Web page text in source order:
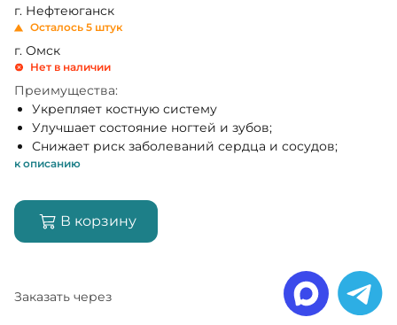
г. Нефтеюганск
Осталось 5 штук
г. Омск
Нет в наличии
Преимущества:
Укрепляет костную систему
Улучшает состояние ногтей и зубов;
Снижает риск заболеваний сердца и сосудов;
к описанию
В корзину
Заказать через